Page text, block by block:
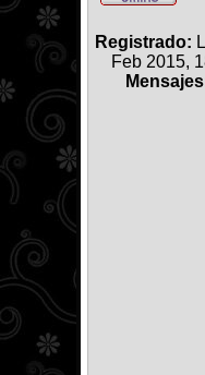
Registrado:
Feb 2015,